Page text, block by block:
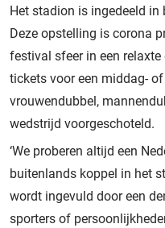
Het stadion is ingedeeld in
Deze opstelling is corona
festival sfeer in een
tickets voor een middag-
vrouwendubbel,
wedstrijd voorgeschoteld.
‘We proberen altijd een
buitenlands koppel in het
wordt ingevuld door een
sporters of